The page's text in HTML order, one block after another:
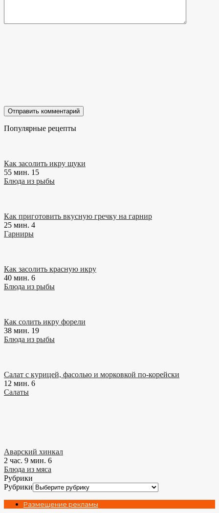
Популярные рецепты
Как засолить икру щуки
55 мин. 15
Блюда из рыбы
Как приготовить вкусную гречку на гарнир
25 мин. 4
Гарниры
Как засолить красную икру
40 мин. 6
Блюда из рыбы
Как солить икру форели
38 мин. 19
Блюда из рыбы
Салат с курицей, фасолью и морковкой по-корейски
12 мин. 6
Салаты
Аварский хинкал
2 час. 9 мин. 6
Блюда из мяса
Рубрики
Рубрики
Размещение рекламы